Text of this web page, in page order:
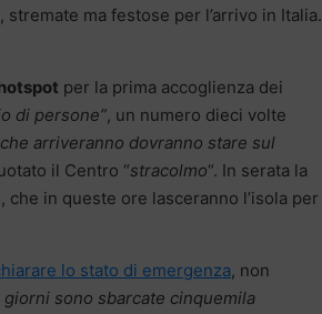
ma festose per l’arrivo in Italia.
per la prima accoglienza dei
di persone”, un numero dieci volte
arriveranno dovranno stare sul
il Centro “stracolmo“. In serata la
in queste ore lasceranno l’isola per
lo stato di emergenza, non
sono sbarcate cinquemila